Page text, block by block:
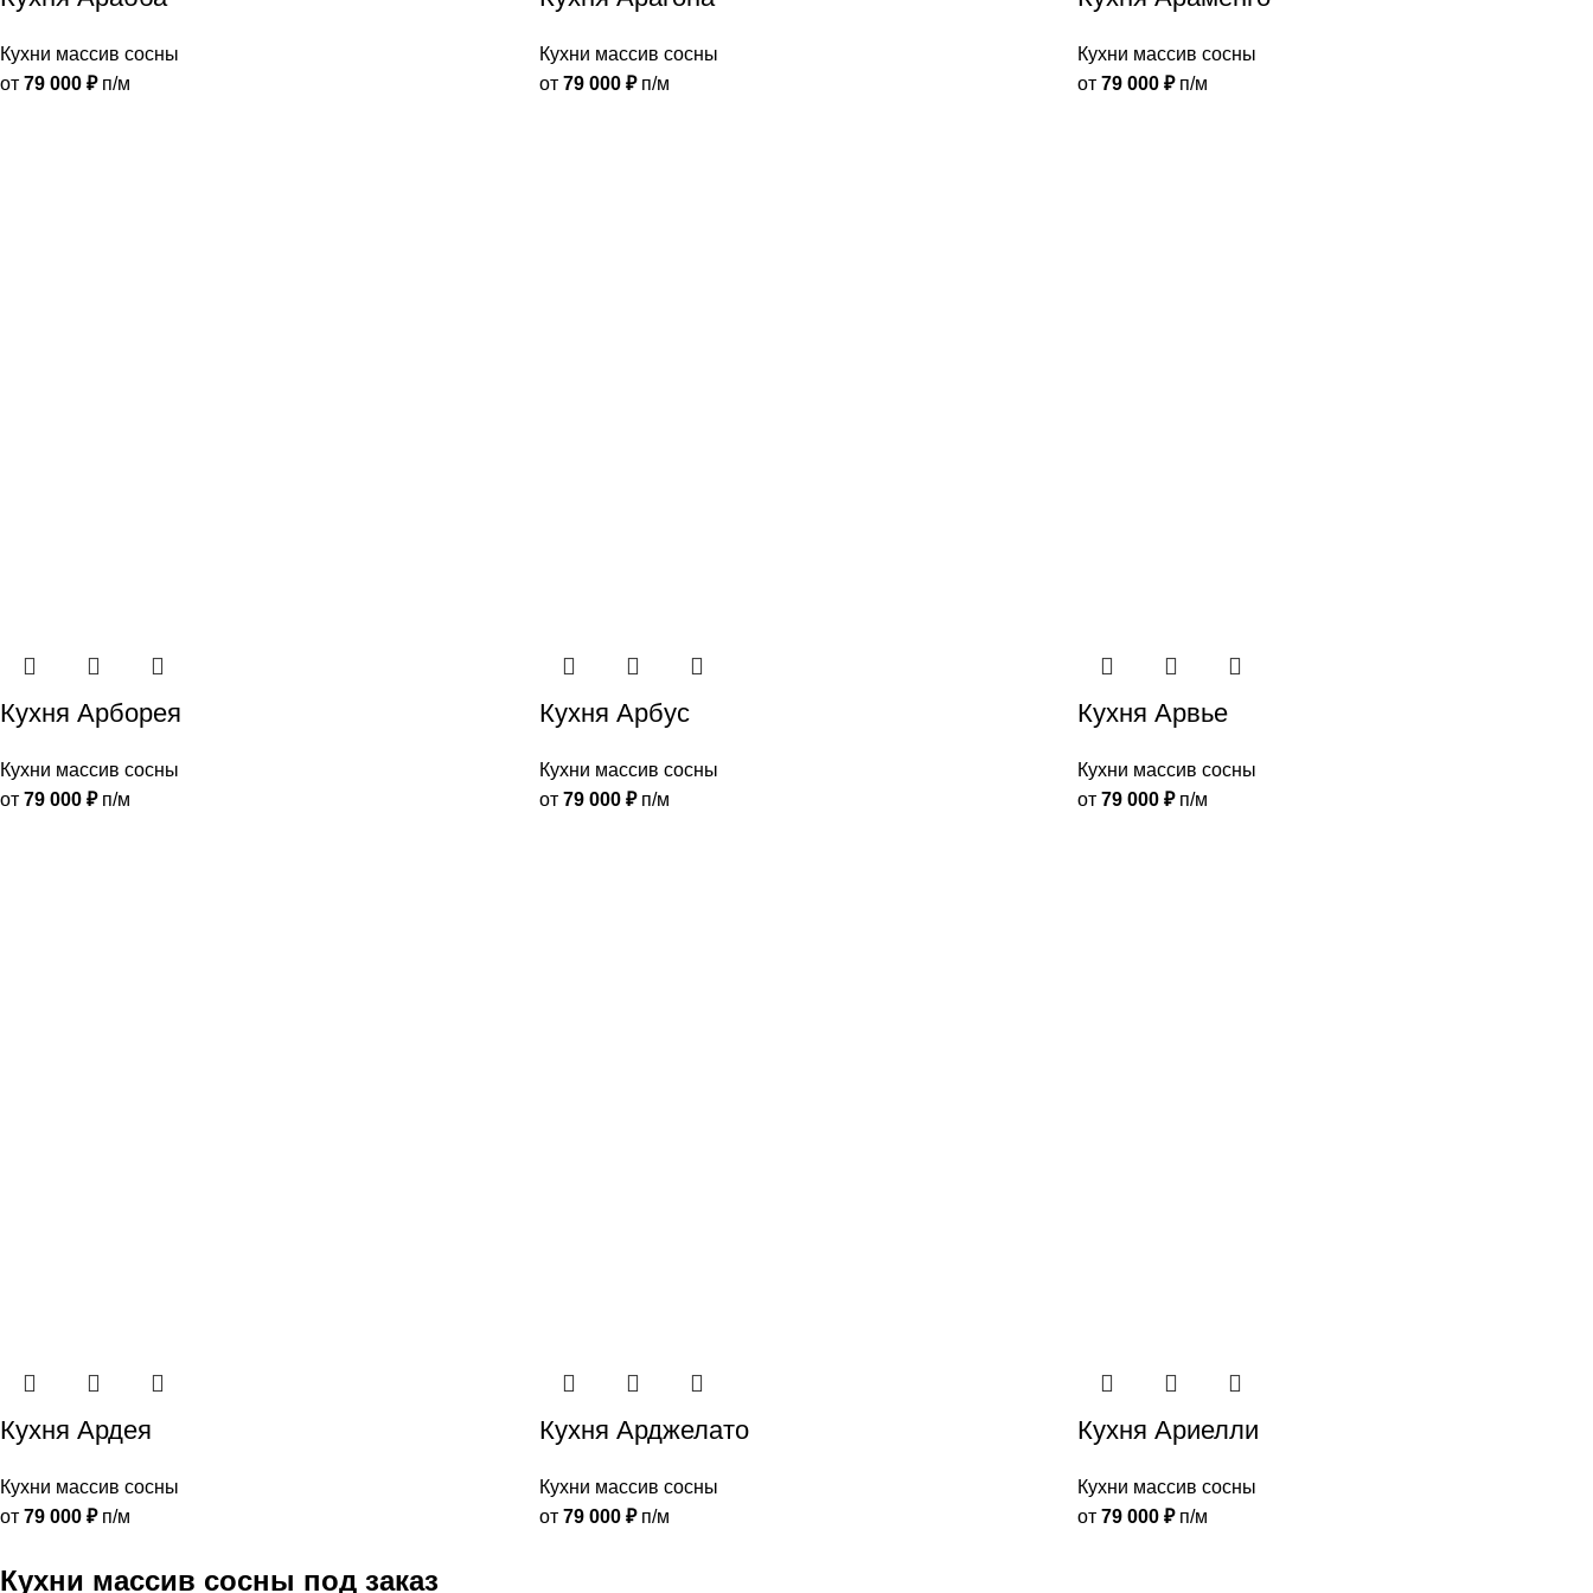
Кухни массив сосны
от 79 000 ₽п/м
Кухни массив сосны
от 79 000 ₽п/м
Кухни массив сосны
от79 000₽п/м
Кухня Арборея
Кухни массив сосны
от 79 000 ₽п/м
Кухня Арбус
Кухни массив сосны
от 79 000 ₽п/м
Кухня Арвье
Кухни массив сосны
от79 000₽п/м
Кухня Ардея
Кухни массив сосны
от 79 000 ₽п/м
Кухня Арджелато
Кухни массив сосны
от 79 000 ₽п/м
Кухня Ариелли
Кухни массив сосны
от79 000₽п/м
Кухни массив сосны под заказ